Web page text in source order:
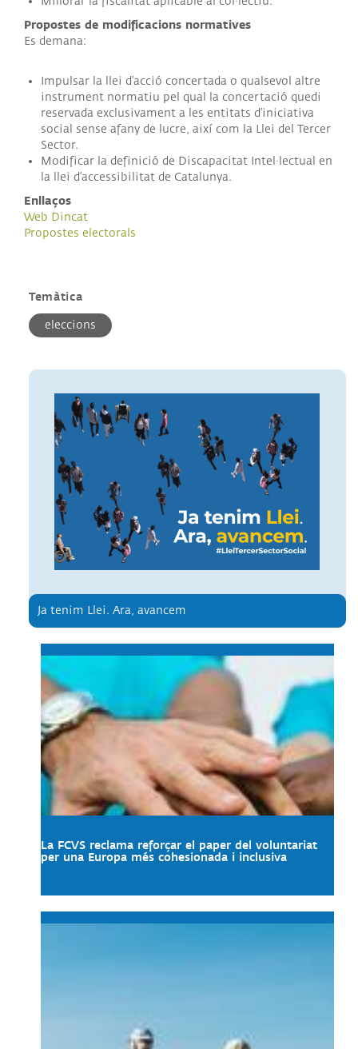
Propostes de modificacions normatives
Es demana:
Impulsar la llei d’acció concertada o qualsevol altre
instrument normatiu pel qual la concertació quedi
reservada exclusivament a les entitats d’iniciativa
social sense afany de lucre, així com la Llei del Tercer
Sector.
Modificar la definició de Discapacitat Intel·lectual en
la llei d’accessibilitat de Catalunya.
Enllaços
Web Dincat
Propostes electorals
Temàtica
eleccions
Ja tenim Llei. Ara, avancem
La FCVS reclama reforçar el paper del voluntariat
per una Europa més cohesionada i inclusiva